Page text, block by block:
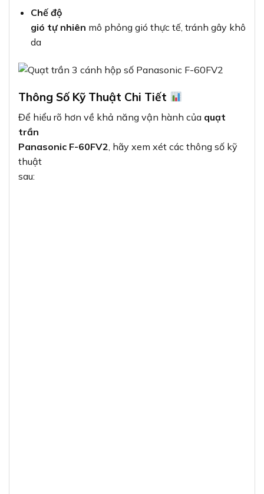
Chế độ
gió tự nhiên mô phỏng gió thực tế, tránh gây khô
da
Thông Số Kỹ Thuật Chi Tiết
Để hiểu rõ hơn về khả năng vận hành của quạt
trần
Panasonic F-60FV2 , hãy xem xét các thông số kỹ
thuật
sau: